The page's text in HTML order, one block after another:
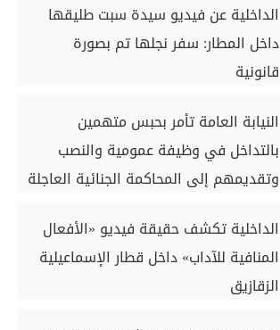
الداخلية عن فيديو سيدة سبت طليقها
داخل المطار: سفر نجلها تم بصورة
قانونية
النيابة العامة تأمر بحبس متهمين
بالتداخل في وظيفة عمومية والنصب
وتقديمهم إلى المحاكمة الجنائية العاجلة
الداخلية تكشف حقيقة فيديو «الأفعال
المنافية للآداب» داخل قطار الإسماعيلية
الزقازيق